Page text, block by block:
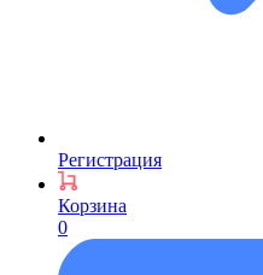
Регистрация
Корзина
0